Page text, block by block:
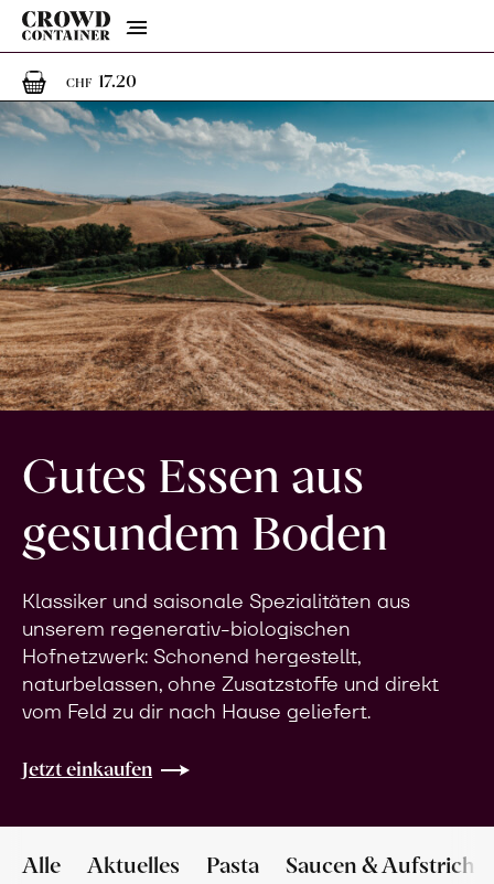
Menu
CHF 17.201 Artikel im Warenkorb
Gutes Essen aus
gesundem Boden
Klassiker und saisonale Spezialitäten aus
unserem regenerativ-biologischen
Hofnetzwerk: Schonend hergestellt,
naturbelassen, ohne Zusatzstoffe und direkt
vom Feld zu dir nach Hause geliefert.
Jetzt einkaufen
Alle Aktuelles Pasta Saucen & Aufstriche